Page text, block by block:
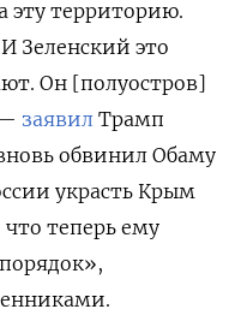
эту территорию.
Зеленский это
Он [полуостров]
заявил Трамп
обвинил Обаму
украсть Крым
теперь ему